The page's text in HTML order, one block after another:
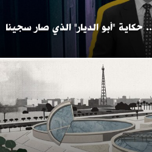
حكاية "أبو الديار" الذي صار سجينا